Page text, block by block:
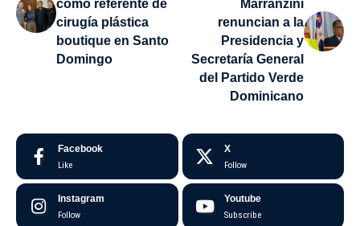
como referente de
cirugía plástica
boutique en Santo
Domingo
Marranzini
renuncian a la
Presidencia y
Secretaría General
del Partido Verde
Dominicano
Facebook
Like
X
Follow
Instagram
Follow
Youtube
Subscribe